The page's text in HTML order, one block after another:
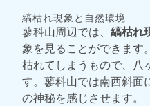
縞枯れ現象と自然環境
蓼科山周辺では、 縞枯れ
象を見ることができます
枯れてしまうもので、八
す。蓼科山では南西斜面
の神秘を感じさせます。